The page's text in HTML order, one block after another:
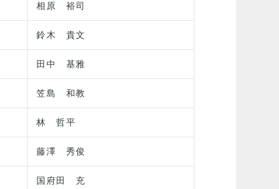
相原 裕司
鈴木 貴文
田中 基雅
笠島 和教
林 哲平
藤澤 秀俊
国府田 充